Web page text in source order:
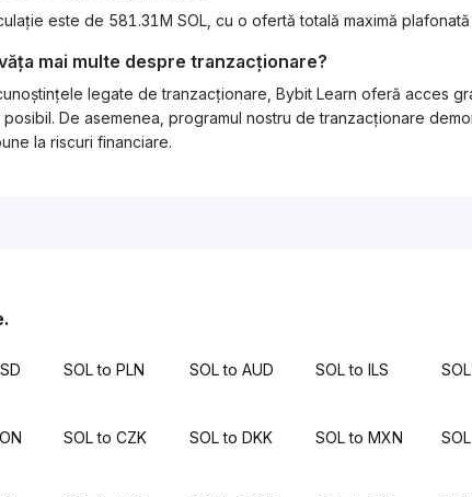
este de 581.31M SOL, cu o ofertă totală maximă
mai multe despre tranzacționare?
legate de tranzacționare, Bybit Learn oferă acces
De asemenea, programul nostru de tranzacționare
la riscuri financiare.
SOL to PLN SOL to AUD SOL to ILS
SOL to CZK SOL to DKK SOL to MXN